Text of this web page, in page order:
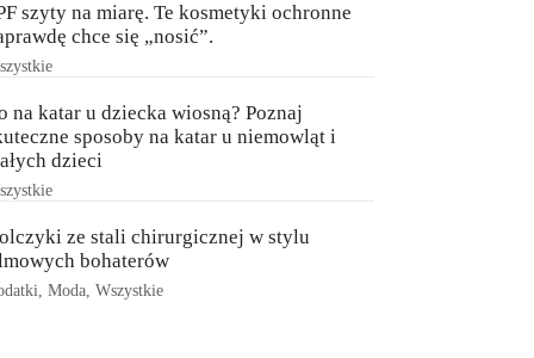
szyty na miarę. Te kosmetyki ochronne
chce się „nosić”.
na katar u dziecka wiosną? Poznaj
sposoby na katar u niemowląt i
dzieci
ze stali chirurgicznej w stylu
bohaterów
,Moda,Wszystkie